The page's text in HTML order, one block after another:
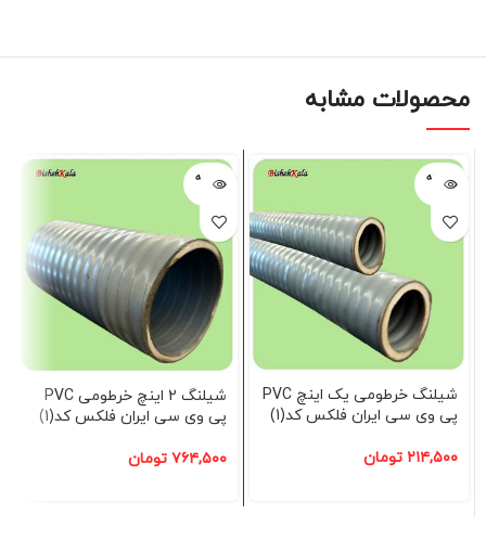
محصولات مشابه
فروخته
شده
شیلنگ خرطومی یک اینچ PVC
پی وی سی ایران فلکس کد(1)
۲۱۴,۵۰۰ تومان
فروخته
شده
شیلنگ 2 اینچ خرطومی PVC
پی وی سی ایران فلکس کد(1)
۷۶۴,۵۰۰ تومان